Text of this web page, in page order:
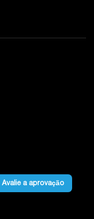
Avalie a aprovação